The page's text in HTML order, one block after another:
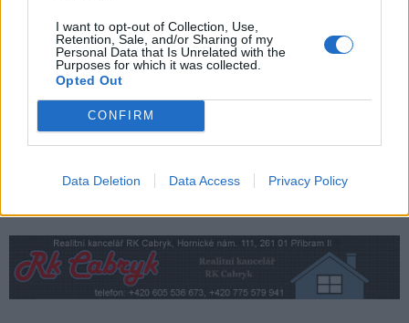
I want to opt-out of Collection, Use,
Retention, Sale, and/or Sharing of my
Personal Data that Is Unrelated with the
Purposes for which it was collected.
Opted Out
CONFIRM
Data Deletion Data Access Privacy Policy
Zpravodajství
Středočeský kraj upravil pravidla soutěže.
Obce nově získají body i za předcházení
vzniku odpadu